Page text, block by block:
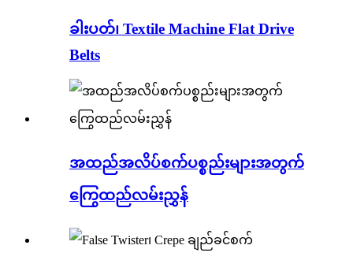
ခါးပတ်၊ Textile Machine Flat Drive
Belts
အထည်အလိပ်စက်ပစ္စည်းများအတွက်
ကြွေထည်လမ်းညွှန်